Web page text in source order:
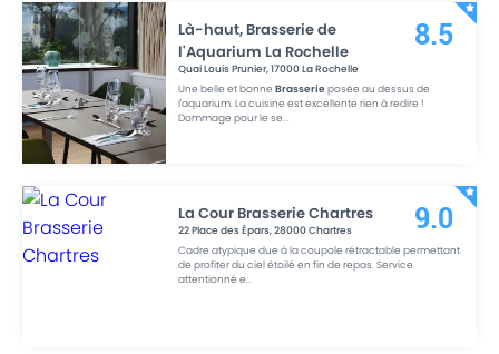
Là-haut, Brasserie de
l'Aquarium La Rochelle
Quai Louis Prunier,17000La Rochelle
Une belle et bonneBrasserieposée au dessus de
l'aquarium. La cuisine est excellente rien à redire !
Dommage pour le se...
8.5
La Cour Brasserie Chartres
22 Place des Épars,28000Chartres
Cadre atypique due à la coupole rétractable permettant
de profiter du ciel étoilé en fin de repas. Service
attentionné e...
9.0